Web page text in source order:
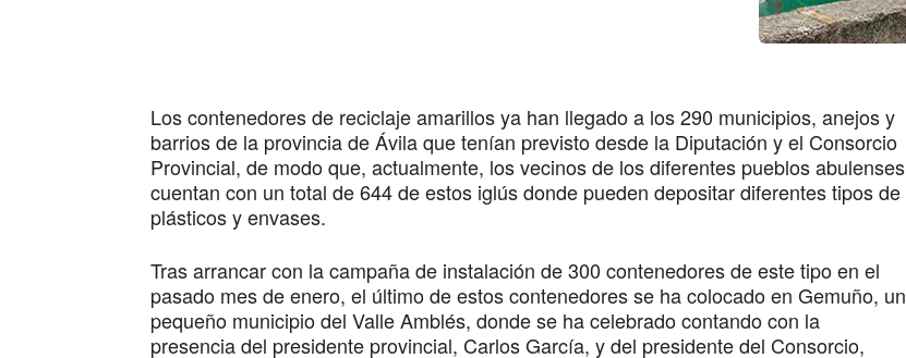
Los contenedores de reciclaje amarillos ya han llegado a los 290 municipios, anejos y
barrios de la provincia de Ávila que tenían previsto desde la Diputación y el Consorcio
Provincial, de modo que, actualmente, los vecinos de los diferentes pueblos abulenses
cuentan con un total de 644 de estos iglús donde pueden depositar diferentes tipos de
plásticos y envases.
Tras arrancar con la campaña de instalación de 300 contenedores de este tipo en el
pasado mes de enero, el último de estos contenedores se ha colocado en Gemuño, un
pequeño municipio del Valle Amblés, donde se ha celebrado contando con la
presencia del presidente provincial, Carlos García, y del presidente del Consorcio,